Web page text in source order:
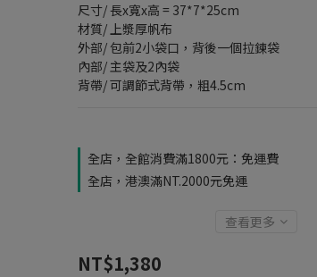
尺寸/ 長x寬x高 = 37*7*25cm
材質/ 上漿厚帆布
外部/ 包前2小袋口，背後一個拉鍊袋
內部/ 主袋及2內袋
背帶/ 可調節式背帶，粗4.5cm
全店，全館消費滿1800元：免運費
全店，港澳滿NT.2000元免運
查看更多
NT$1,380